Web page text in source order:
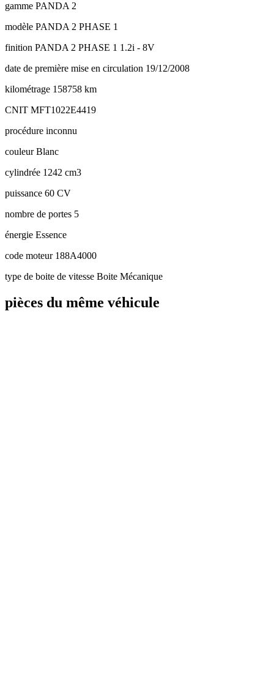
gamme PANDA 2
modèle PANDA 2 PHASE 1
finition PANDA 2 PHASE 1 1.2i - 8V
date de première mise en circulation 19/12/2008
kilométrage 158758 km
CNIT MFT1022E4419
procédure inconnu
couleurBlanc
cylindrée 1242 cm3
puissance 60 CV
nombre de portes 5
énergie Essence
code moteur188A4000
type de boite de vitesse Boite Mécanique
pièces du même véhicule